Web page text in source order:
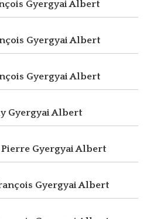
Gyergyai Albert
Gyergyai Albert
Gyergyai Albert
Gyergyai Albert
Pierre Gyergyai Albert
Gyergyai Albert